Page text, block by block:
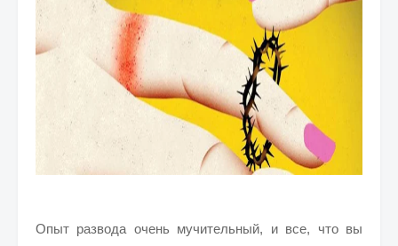
Опыт развода очень мучительный, и все, что вы